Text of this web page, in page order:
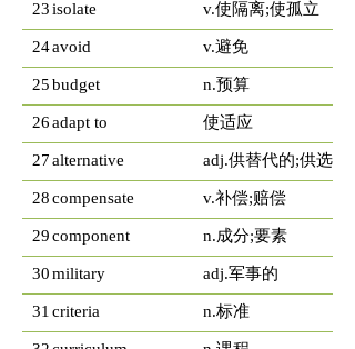
23isolate v.使隔离;使孤立
24avoid v.避免
25budget n.预算
26adapt to 使适应
27alternative adj.供替代的;供选
28compensate v.补偿;赔偿
29component n.成分;要素
30military adj.军事的
31 criteria n.标准